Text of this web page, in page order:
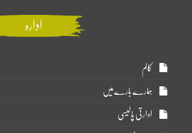
ادارہ
کالم
ہمارے بارے میں
ادارتی پالیسی